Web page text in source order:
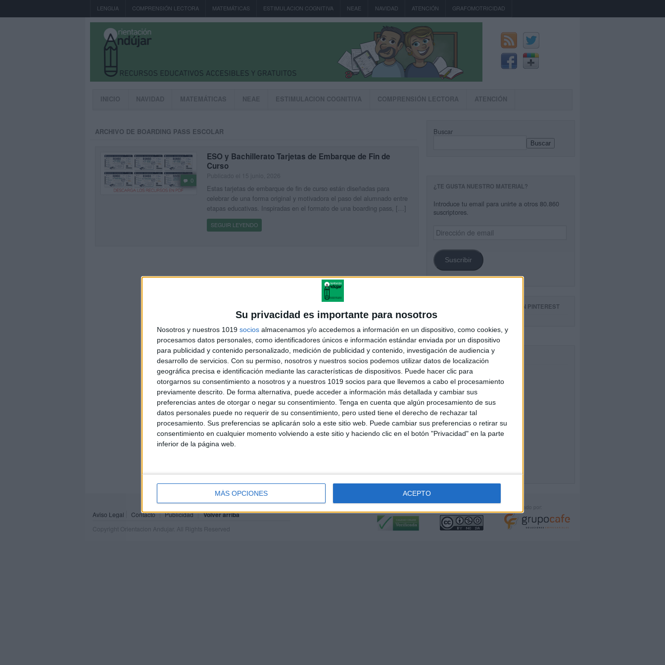
Su privacidad es importante para nosotros
Nosotros y nuestros 1019 socios almacenamos y/o accedemos a información en un dispositivo, como cookies, y
procesamos datos personales, como identificadores únicos e información estándar enviada por un dispositivo
para publicidad y contenido personalizado, medición de publicidad y contenido, investigación de audiencia y
desarrollo de servicios. Con su permiso, nosotros y nuestros socios podemos utilizar datos de localización
geográfica precisa e identificación mediante las características de dispositivos. Puede hacer clic para
otorgarnos su consentimiento a nosotros y a nuestros 1019 socios para que llevemos a cabo el procesamiento
previamente descrito. De forma alternativa, puede acceder a información más detallada y cambiar sus
preferencias antes de otorgar o negar su consentimiento. Tenga en cuenta que algún procesamiento de sus
datos personales puede no requerir de su consentimiento, pero usted tiene el derecho de rechazar tal
procesamiento. Sus preferencias se aplicarán solo a este sitio web. Puede cambiar sus preferencias o retirar su
consentimiento en cualquier momento volviendo a este sitio y haciendo clic en el botón "Privacidad" en la parte
inferior de la página web.
MÁS OPCIONES ACEPTO
LENGUA COMPRENSIÓN LECTORA MATEMÁTICAS ESTIMULACION COGNITIVA NEAE NAVIDAD ATENCIÓN GRAFOMOTRICIDAD
INICIO NAVIDAD MATEMÁTICAS NEAE ESTIMULACION COGNITIVA COMPRENSIÓN LECTORA ATENCIÓN
ARCHIVO DE BOARDING PASS ESCOLAR
0
ESO y Bachillerato Tarjetas de Embarque de Fin de
Curso
Estas tarjetas de embarque de fin de curso están diseñadas para
celebrar de una forma original y motivadora el paso del alumnado entre
etapas educativas. Inspiradas en el formato de una boarding pass, […]
SEGUIR LEYENDO
Buscar
Buscar
¿TE GUSTA NUESTRO MATERIAL?
Introduce tu email para unirte a otros 80.860
suscriptores.
Dirección
de
Suscribir
SIGUE NUESTROS TABLEROS EN PINTEREST
Aviso Legal Contacto Publicidad Volver arriba
Copyright Orientacion Andujar. All Rights Reserved